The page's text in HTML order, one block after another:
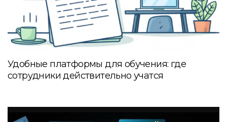
Удобные платформы для обучения: где
сотрудники действительно учатся